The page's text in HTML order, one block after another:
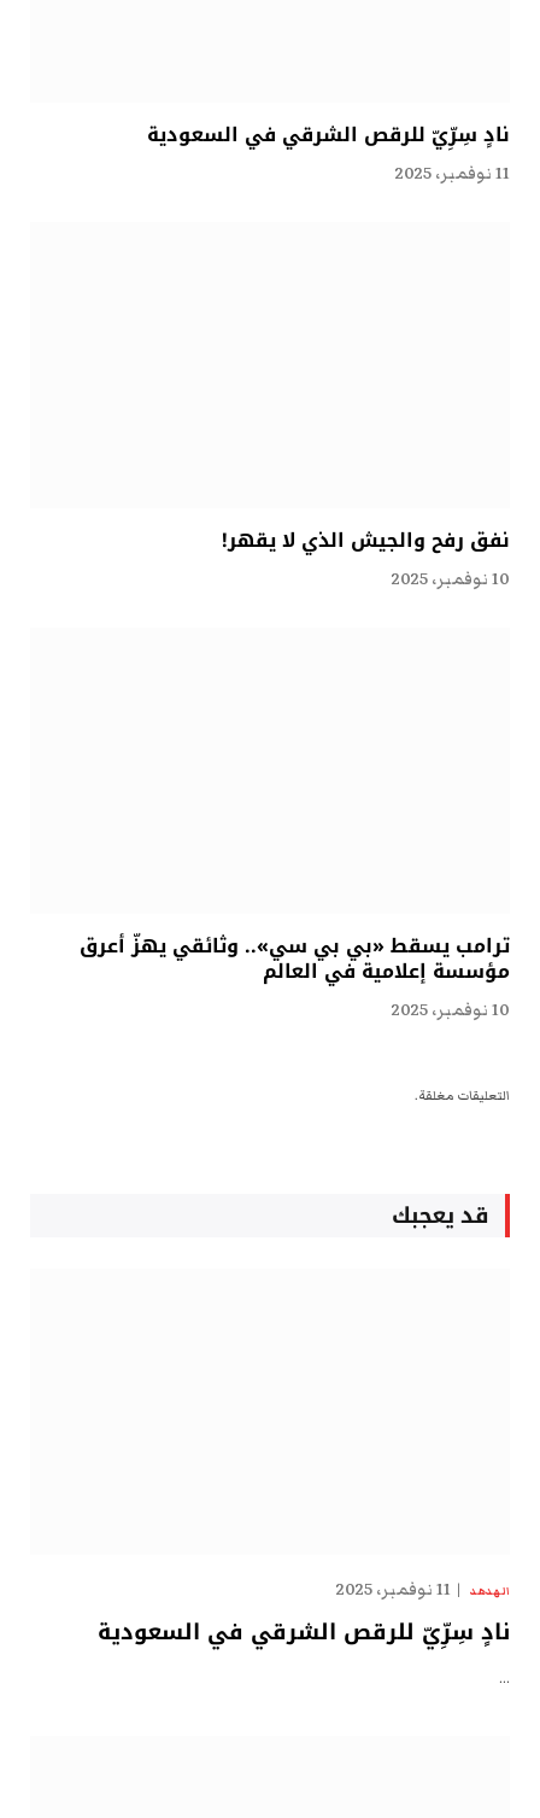
نادٍ سِرِّيّ للرقص الشرقي في السعودية
11 نوفمبر، 2025
نفق رفح والجيش الذي لا يقهر!
10 نوفمبر، 2025
ترامب يسقط «بي بي سي».. وثائقي يهزّ أعرق
مؤسسة إعلامية في العالم
10 نوفمبر، 2025
التعليقات مغلقة.
قد يعجبك
الهدهد 11 نوفمبر، 2025
نادٍ سِرِّيّ للرقص الشرقي في السعودية
…